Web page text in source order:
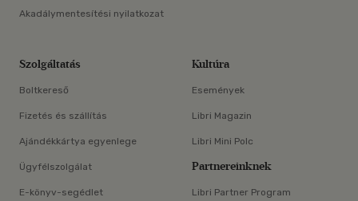
Akadálymentesítési nyilatkozat
Szolgáltatás
Boltkereső
Fizetés és szállítás
Ajándékkártya egyenlege
Ügyfélszolgálat
E-könyv-segédlet
Kultúra
Események
Libri Magazin
Libri Mini Polc
Partnereinknek
Libri Partner Program